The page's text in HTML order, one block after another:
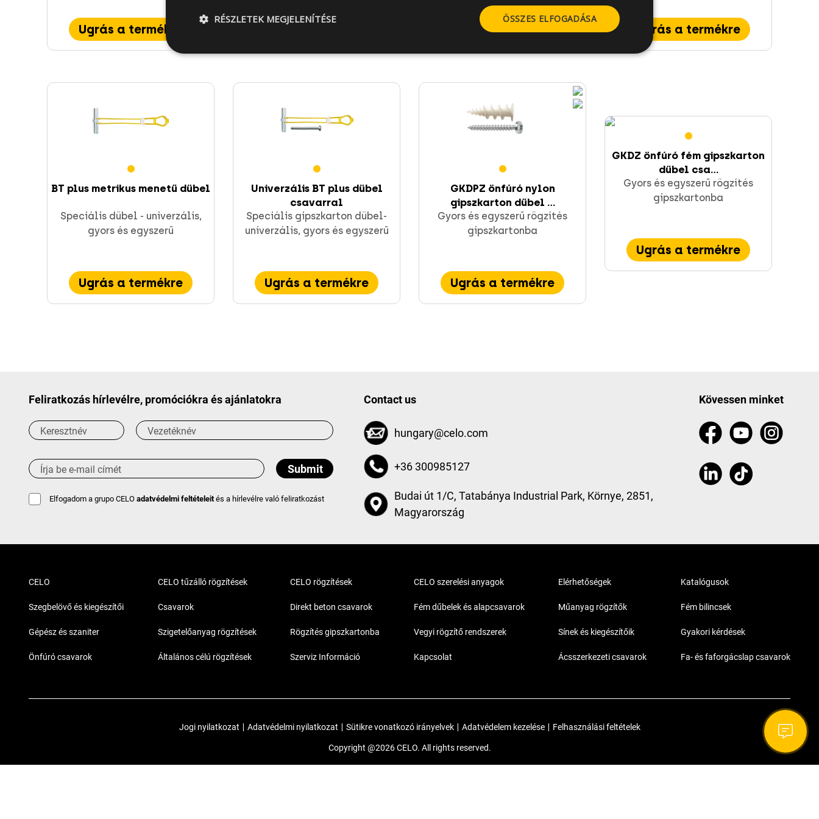
Ugrás a termékre Ugrás a termékre
BT plus metrikus menetű dübel
Speciális dübel - univerzális,
gyors és egyszerű
Ugrás a termékre
Univerzális BT plus dübel
csavarral
Speciális gipszkarton dübel-
univerzális, gyors és egyszerű
Ugrás a termékre
GKDPZ önfúró nylon
gipszkarton dűbel ...
Gyors és egyszerű rögzítés
gipszkartonba
Ugrás a termékre
GKDZ önfúró fém gipszkarton
dűbel csa...
Gyors és egyszerű rögzítés
gipszkartonba
Ugrás a termékre
Feliratkozás hírlevélre, promóciókra és ajánlatokra
Elfogadom a grupo CELO adatvédelmi feltételeités a hírlevélre való feliratkozást
Contact us
hungary@celo.com
+36 300985127
Budai út 1/C, Tatabánya Industrial Park, Környe, 2851,
Magyarország
Kövessen minket
CELO
Szegbelövő és kiegészítői
Gépész és szaniter
Önfúró csavarok
CELO tűzálló rögzítések
Csavarok
Szigetelőanyag rögzítések
Általános célú rögzítések
CELO rögzítések
Direkt beton csavarok
Rögzítés gipszkartonba
Szerviz Információ
CELO szerelési anyagok
Fém dűbelek és alapcsavarok
Vegyi rögzítő rendszerek
Kapcsolat
Elérhetőségek
Műanyag rögzítők
Sínek és kiegészítőik
Ácsszerkezeti csavarok
Katalógusok
Fém bilincsek
Gyakori kérdések
Fa- és faforgácslap csavarok
Jogi nyilatkozat Adatvédelmi nyilatkozat Sütikre vonatkozó irányelvek Adatvédelem kezelése Felhasználási feltételek
Copyright @2026 CELO. All rights reserved.
ÖSSZES ELFOGADÁSA
RÉSZLETEK MEGJELENÍTÉSE